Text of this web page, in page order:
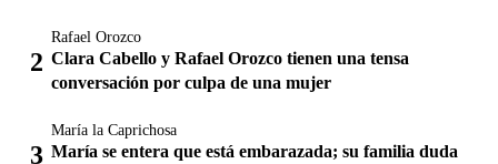
Rafael Orozco
Clara Cabello y Rafael Orozco tienen una tensa
conversación por culpa de una mujer
María la Caprichosa
María se entera que está embarazada; su familia duda